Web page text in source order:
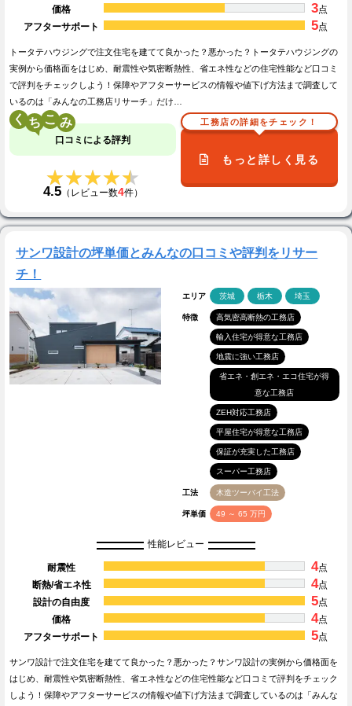
価格
3点
アフターサポート
5点
トータテハウジングで注文住宅を建てて良かった？悪かった？トータテハウジングの
実例から価格面をはじめ、耐震性や気密断熱性、省エネ性などの住宅性能など口コミ
で評判をチェックしよう！保障やアフターサービスの情報や値下げ方法まで調査して
いるのは「みんなの工務店リサーチ」だけ…
く こ
口コミによる評判
★★★★★
★★★★★
4.5（レビュー数4件）
工務店の詳細をチェック！
もっと詳しく見る
サンワ設計の坪単価とみんなの口コミや評判をリサー
チ！
エリア 茨城 栃木 埼玉
特徴 高気密高断熱の工務店
輸入住宅が得意な工務店
地震に強い工務店
省エネ・創エネ・エコ住宅が得
意な工務店
ZEH対応工務店
平屋住宅が得意な工務店
保証が充実した工務店
スーパー工務店
工法 木造ツーバイ工法
坪単価 49 ～ 65 万円
性能レビュー
耐震性 4点
断熱/省エネ性
4点
設計の自由度
5点
価格
4点
アフターサポート
5点
サンワ設計で注文住宅を建てて良かった？悪かった？サンワ設計の実例から価格面を
はじめ、耐震性や気密断熱性、省エネ性などの住宅性能など口コミで評判をチェック
しよう！保障やアフターサービスの情報や値下げ方法まで調査しているのは「みんな